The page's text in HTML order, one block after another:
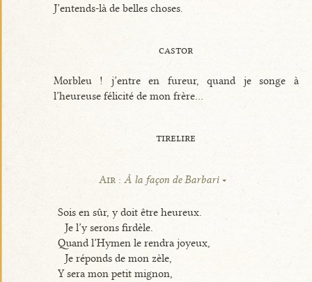
J’entends-là de belles choses.
castor
Morbleu ! j’entre en fureur, quand je songe à
l’heureuse félicité de mon frère...
tirelire
Air :À la façon de Barbari
Sois en sûr, y doit être heureux.
Je l’y serons firdèle.
Quand l’Hymen le rendra joyeux,
Je réponds de mon zèle,
Y sera mon petit mignon,